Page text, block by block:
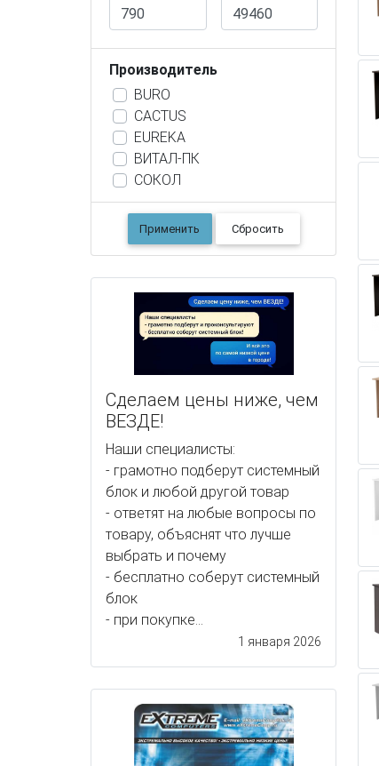
Производитель
BURO
CACTUS
EUREKA
ВИТАЛ-ПК
СОКОЛ
Применить Сбросить
Сделаем цены ниже, чем
ВЕЗДЕ!
Наши специалисты:
- грамотно подберут системный
блок и любой другой товар
- ответят на любые вопросы по
товару, объяснят что лучше
выбрать и почему
- бесплатно соберут системный
блок
- при покупке...
1 января 2026